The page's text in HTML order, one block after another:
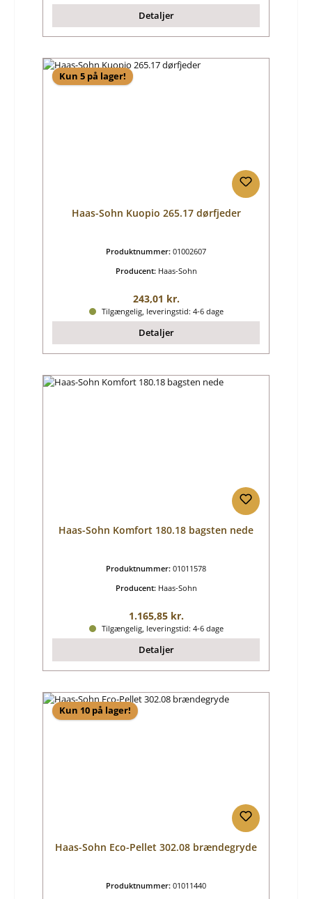
Detaljer
Kun 5 på lager!
Haas-Sohn Kuopio 265.17 dørfjeder
Produktnummer: 01002607
Producent: Haas-Sohn
Almindelig pris:
243,01 kr.
Tilgængelig, leveringstid: 4-6 dage
Detaljer
Haas-Sohn Komfort 180.18 bagsten nede
Produktnummer: 01011578
Producent: Haas-Sohn
Almindelig pris:
1.165,85 kr.
Tilgængelig, leveringstid: 4-6 dage
Detaljer
Kun 10 på lager!
Haas-Sohn Eco-Pellet 302.08 brændegryde
Produktnummer: 01011440